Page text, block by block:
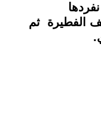
الفطيرة ثم